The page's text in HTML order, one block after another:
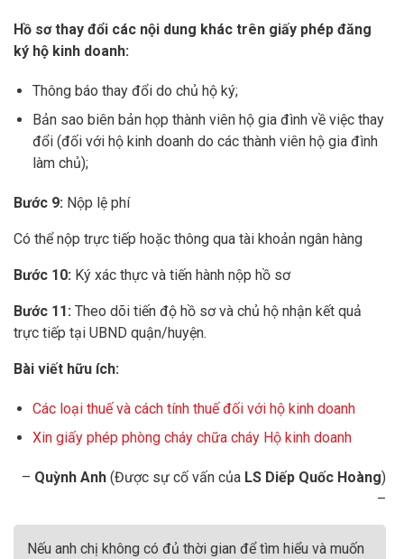
Hồ sơ thay đổi các nội dung khác trên giấy phép đăng
ký hộ kinh doanh:
Thông báo thay đổi do chủ hộ ký;
Bản sao biên bản họp thành viên hộ gia đình về việc thay
đổi (đối với hộ kinh doanh do các thành viên hộ gia đình
làm chủ);
Bước 9: Nộp lệ phí
Có thể nộp trực tiếp hoặc thông qua tài khoản ngân hàng
Bước 10: Ký xác thực và tiến hành nộp hồ sơ
Bước 11: Theo dõi tiến độ hồ sơ và chủ hộ nhận kết quả
trực tiếp tại UBND quận/huyện.
Bài viết hữu ích:
Các loại thuế và cách tính thuế đối với hộ kinh doanh
Xin giấy phép phòng cháy chữa cháy Hộ kinh doanh
– Quỳnh Anh (Được sự cố vấn của LS Diếp Quốc Hoàng)
–
Nếu anh chị không có đủ thời gian để tìm hiểu và muốn